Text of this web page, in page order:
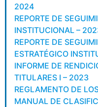
2024
REPORTE DE
INSTITUCIONAL –
REPORTE DE
ESTRATÉGICO
INFORME DE
TITULARES I – 2023
REGLAMENTO DE
MANUAL DE